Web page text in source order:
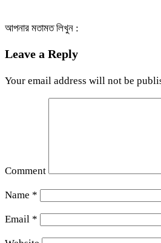
আপনার মতামত লিখুন :
Leave a Reply
Your email address will not be
Comment
Name *
Email *